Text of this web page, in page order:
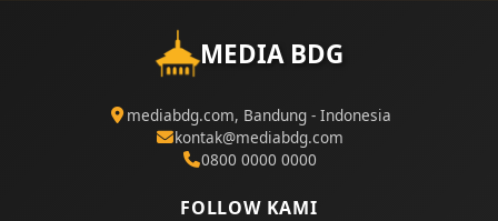
MEDIA BDG
mediabdg.com, Bandung - Indonesia
kontak@mediabdg.com
0800 0000 0000
FOLLOW KAMI